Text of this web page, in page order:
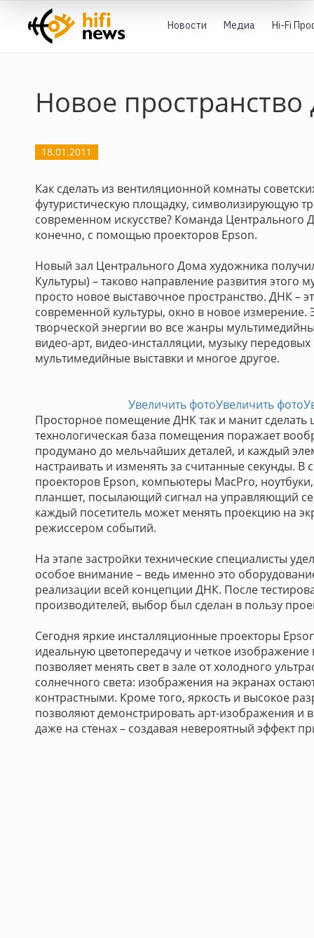
Новости Медиа Hi-Fi
Новое
18.01.2011
Как сделать из вентиляционной комнаты
футуристическую площадку, символизирующую
современном искусстве? Команда Центрального
конечно, с помощью проекторов Epson.
Новый зал Центрального Дома художника
Культуры) – таково направление развития этого
просто новое выставочное пространство. ДНК –
современной культуры, окно в новое измерение.
творческой энергии во все жанры
видео-арт, видео-инсталляции, музыку
мультимедийные выставки и многое другое.
Увеличить фотоУвеличить фото
Просторное помещение ДНК так и манит
технологическая база помещения поражает
продумано до мельчайших деталей, и каждый
настраивать и изменять за считанные секунды. В
проекторов Epson, компьютеры MacPro,
планшет, посылающий сигнал на управляющий
каждый посетитель может менять проекцию на
режиссером событий.
На этапе застройки технические специалисты
особое внимание – ведь именно это
реализации всей концепции ДНК. После
производителей, выбор был сделан в пользу
Сегодня яркие инсталляционные проекторы
идеальную цветопередачу и четкое
позволяет менять свет в зале от холодного
солнечного света: изображения на экранах
контрастными. Кроме того, яркость и высокое
позволяют демонстрировать арт-изображения и
даже на стенах – создавая невероятный эффект